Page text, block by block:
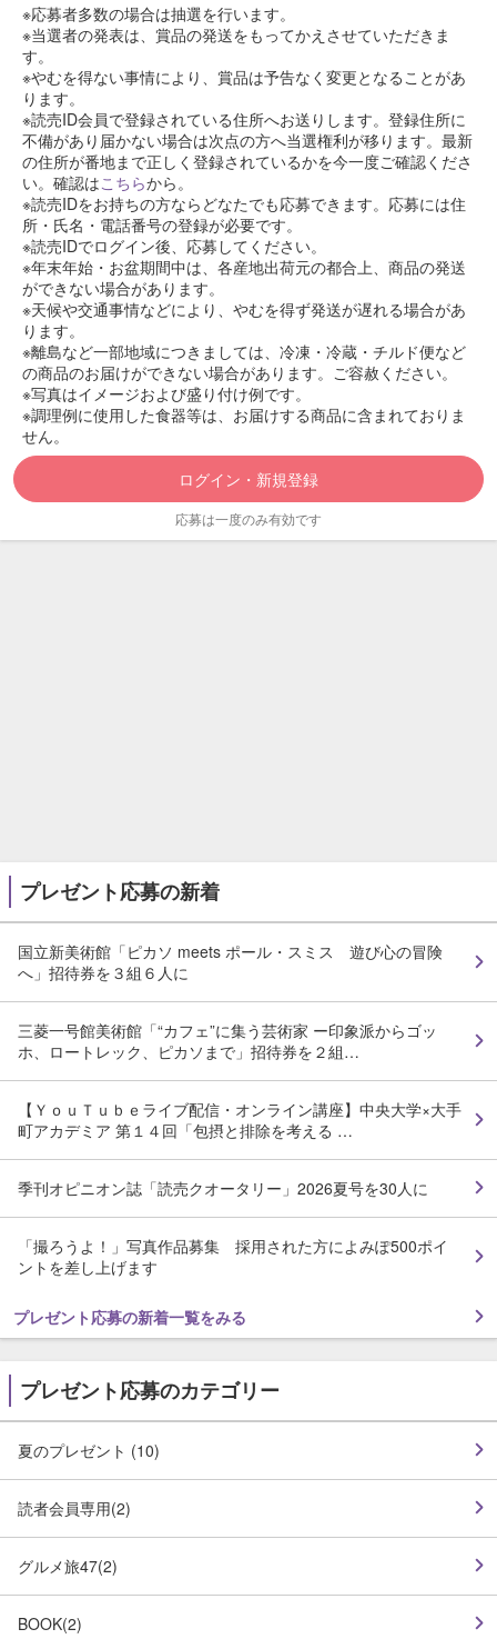
※応募者多数の場合は抽選を行います。
※当選者の発表は、賞品の発送をもってかえさせていただきま
す。
※やむを得ない事情により、賞品は予告なく変更となることがあ
ります。
※読売ID会員で登録されている住所へお送りします。登録住所に
不備があり届かない場合は次点の方へ当選権利が移ります。最新
の住所が番地まで正しく登録されているかを今一度ご確認くださ
い。確認はこちらから。
※読売IDをお持ちの方ならどなたでも応募できます。応募には住
所・氏名・電話番号の登録が必要です。
※読売IDでログイン後、応募してください。
※年末年始・お盆期間中は、各産地出荷元の都合上、商品の発送
ができない場合があります。
※天候や交通事情などにより、やむを得ず発送が遅れる場合があ
ります。
※離島など一部地域につきましては、冷凍・冷蔵・チルド便など
の商品のお届けができない場合があります。ご容赦ください。
※写真はイメージおよび盛り付け例です。
※調理例に使用した食器等は、お届けする商品に含まれておりま
せん。
ログイン・新規登録
応募は一度のみ有効です
プレゼント応募の新着
国立新美術館「ピカソ meets ポール・スミス 遊び心の冒険
へ」招待券を３組６人に
三菱一号館美術館「“カフェ”に集う芸術家 ー印象派からゴッ
ホ、ロートレック、ピカソまで」招待券を２組…
【ＹｏｕＴｕｂｅライブ配信・オンライン講座】中央大学×大手
町アカデミア 第１４回「包摂と排除を考える …
季刊オピニオン誌「読売クオータリー」2026夏号を30人に
「撮ろうよ！」写真作品募集 採用された方によみぽ500ポイ
ントを差し上げます
プレゼント応募の新着一覧をみる
プレゼント応募のカテゴリー
夏のプレゼント (10)
読者会員専用(2)
グルメ旅47(2)
BOOK(2)